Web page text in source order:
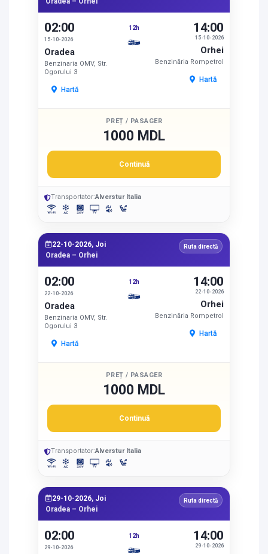
02:00
15-10-2026
Oradea
Benzinaria OMV, Str.
Ogorului 3
Hartă
12h
15-10-2026
14:00
Orhei
Benzinăria Rompetrol
Hartă
PREȚ / PASAGER
1000 MDL
Continuă
Transportator:Alverstur Italia
22-10-2026, Joi
Oradea – Orhei
Ruta directă
02:00
22-10-2026
Oradea
Benzinaria OMV, Str.
Ogorului 3
Hartă
12h
22-10-2026
14:00
Orhei
Benzinăria Rompetrol
Hartă
PREȚ / PASAGER
1000 MDL
Continuă
Transportator:Alverstur Italia
29-10-2026, Joi
Oradea – Orhei
Ruta directă
02:00
29-10-2026
12h
29-10-2026
14:00